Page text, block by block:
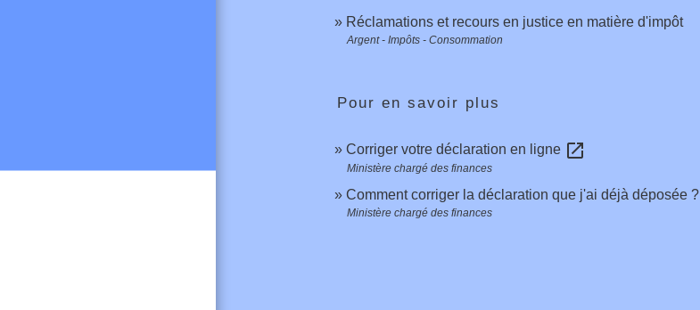
Réclamations et recours en justice en matière d'impôt
Argent - Impôts - Consommation
Pour en savoir plus
Corriger votre déclaration en ligne open_in_new
Ministère chargé des finances
Comment corriger la déclaration que j'ai déjà déposée ?
Ministère chargé des finances